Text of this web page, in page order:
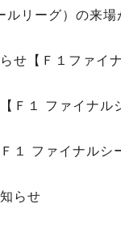
リーグ）の来
せ【Ｆ１ファイ
Ｆ１ ファイナル
１ ファイナルシ
らせ